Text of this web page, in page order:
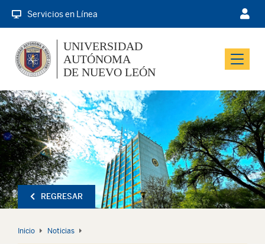
Servicios en Línea
Menu
UNIVERSIDAD
AUTÓNOMA
DE NUEVO LEÓN
REGRESAR
Inicio Noticias